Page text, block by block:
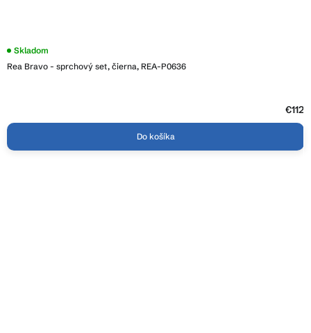
Rea Bravo - sprchový set, čierna, REA-P0636
Priemerné
produktu
Skladom
€112
Do košíka